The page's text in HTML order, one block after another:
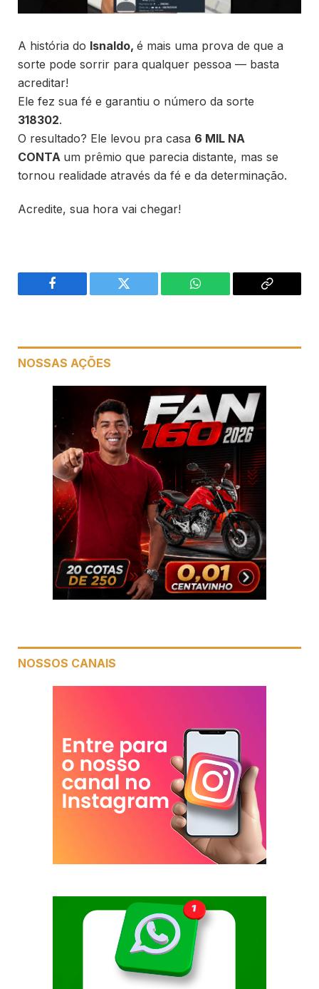
A história do Isnaldo, é mais uma prova de que a
sorte pode sorrir para qualquer pessoa — basta
acreditar!
Ele fez sua fé e garantiu o número da sorte
318302.
O resultado? Ele levou pra casa 6 MIL NA
CONTA um prêmio que parecia distante, mas se
tornou realidade através da fé e da determinação.
Acredite, sua hora vai chegar!
Facebook Twitter WhatsApp
Copiar
NOSSAS AÇÕES
NOSSOS CANAIS